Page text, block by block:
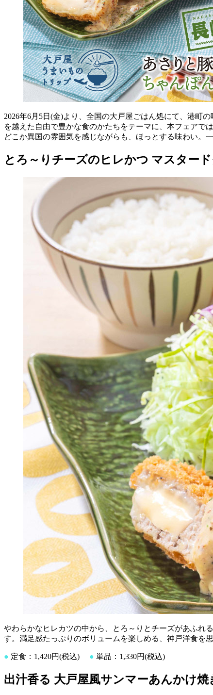
2026年6月5日(金)より、全国の大戸屋ごはん処にて、港町
を越えた自由で豊かな食のかたちをテーマに、本フェアで
どこか異国の雰囲気を感じながらも、ほっとする味わい。
とろ～りチーズのヒレかつ マスター
やわらかなヒレカツの中から、とろ～りとチーズがあふれ
す。満足感たっぷりのボリュームを楽しめる、神戸洋食を
● 定食：1,420円(税込) ● 単品：1,330円(税込)
出汁香る 大戸屋風サンマーあんかけ焼